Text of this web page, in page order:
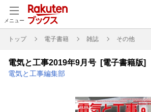
メニュー
トップ 電子書籍 雑誌 その他
電気と工事2019年9月号 [電子書籍版]
電気と工事編集部